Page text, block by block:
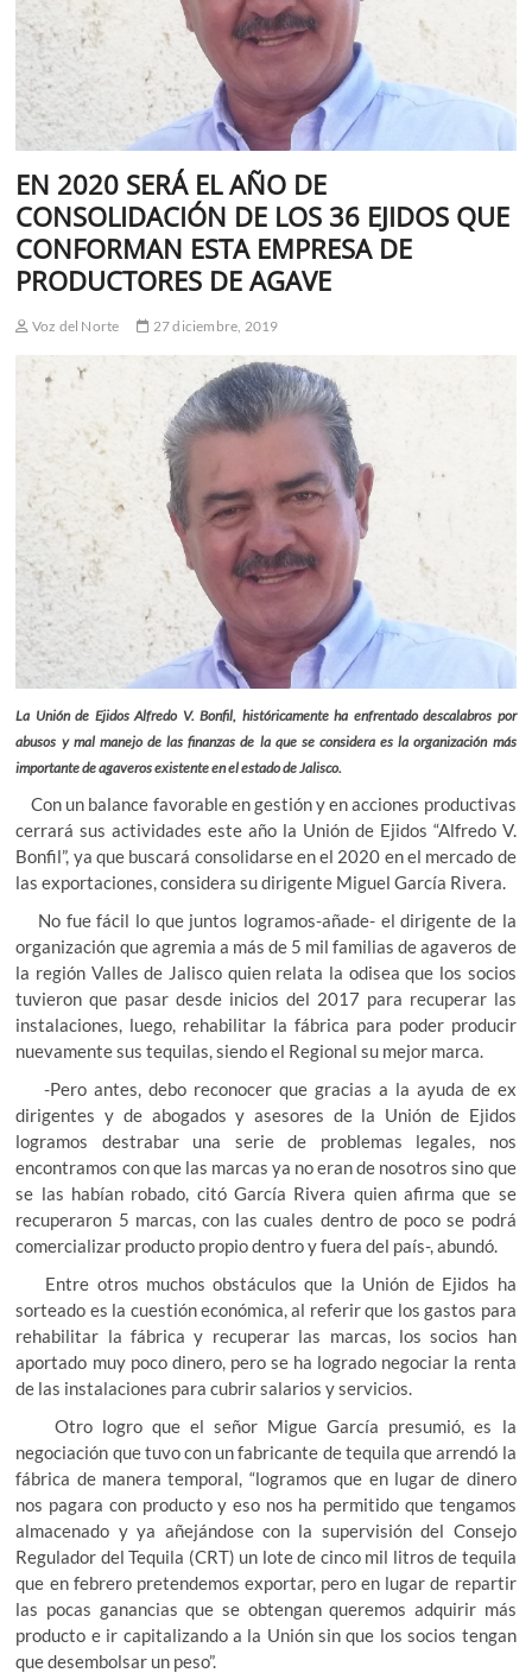
EN 2020 SERÁ EL AÑO DE
CONSOLIDACIÓN DE LOS 36 EJIDOS QUE
CONFORMAN ESTA EMPRESA DE
PRODUCTORES DE AGAVE
Voz del Norte 27 diciembre, 2019
La Unión de Ejidos Alfredo V. Bonfil, históricamente ha enfrentado descalabros por
abusos y mal manejo de las finanzas de la que se considera es la organización más
importante de agaveros existente en el estado de Jalisco.
Con un balance favorable en gestión y en acciones productivas
cerrará sus actividades este año la Unión de Ejidos “Alfredo V.
Bonfil”, ya que buscará consolidarse en el 2020 en el mercado de
las exportaciones, considera su dirigente Miguel García Rivera.
No fue fácil lo que juntos logramos-añade- el dirigente de la
organización que agremia a más de 5 mil familias de agaveros de
la región Valles de Jalisco quien relata la odisea que los socios
tuvieron que pasar desde inicios del 2017 para recuperar las
instalaciones, luego, rehabilitar la fábrica para poder producir
nuevamente sus tequilas, siendo el Regional su mejor marca.
-Pero antes, debo reconocer que gracias a la ayuda de ex
dirigentes y de abogados y asesores de la Unión de Ejidos
logramos destrabar una serie de problemas legales, nos
encontramos con que las marcas ya no eran de nosotros sino que
se las habían robado, citó García Rivera quien afirma que se
recuperaron 5 marcas, con las cuales dentro de poco se podrá
comercializar producto propio dentro y fuera del país-, abundó.
Entre otros muchos obstáculos que la Unión de Ejidos ha
sorteado es la cuestión económica, al referir que los gastos para
rehabilitar la fábrica y recuperar las marcas, los socios han
aportado muy poco dinero, pero se ha logrado negociar la renta
de las instalaciones para cubrir salarios y servicios.
Otro logro que el señor Migue García presumió, es la
negociación que tuvo con un fabricante de tequila que arrendó la
fábrica de manera temporal, “logramos que en lugar de dinero
nos pagara con producto y eso nos ha permitido que tengamos
almacenado y ya añejándose con la supervisión del Consejo
Regulador del Tequila (CRT) un lote de cinco mil litros de tequila
que en febrero pretendemos exportar, pero en lugar de repartir
las pocas ganancias que se obtengan queremos adquirir más
producto e ir capitalizando a la Unión sin que los socios tengan
que desembolsar un peso”.